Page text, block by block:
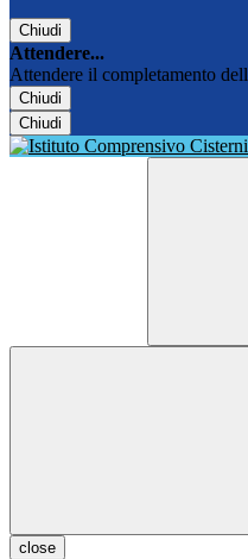
Chiudi
Attendere...
Attendere il completamento
Chiudi
Chiudi
close